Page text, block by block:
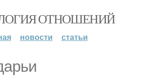
ОТНОШЕНИЙ
новости статьи